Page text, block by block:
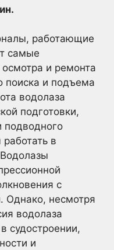
работающие
самые
и ремонта
поиска и подъема
водолаза
подготовки,
подводного
в
с
Однако, несмотря
водолаза
судостроении,
и